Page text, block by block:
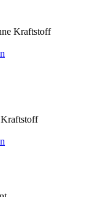
Kraftstoff